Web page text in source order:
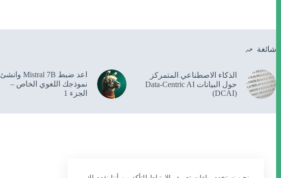
شائغة
الذكاء الاصطناعي المتمركز
حول البيانات Data-Centric AI
(DCAI)
اعد ضبط Mistral 7B وانشئ
نموذجك اللغوي الخاص –
الجزء 1